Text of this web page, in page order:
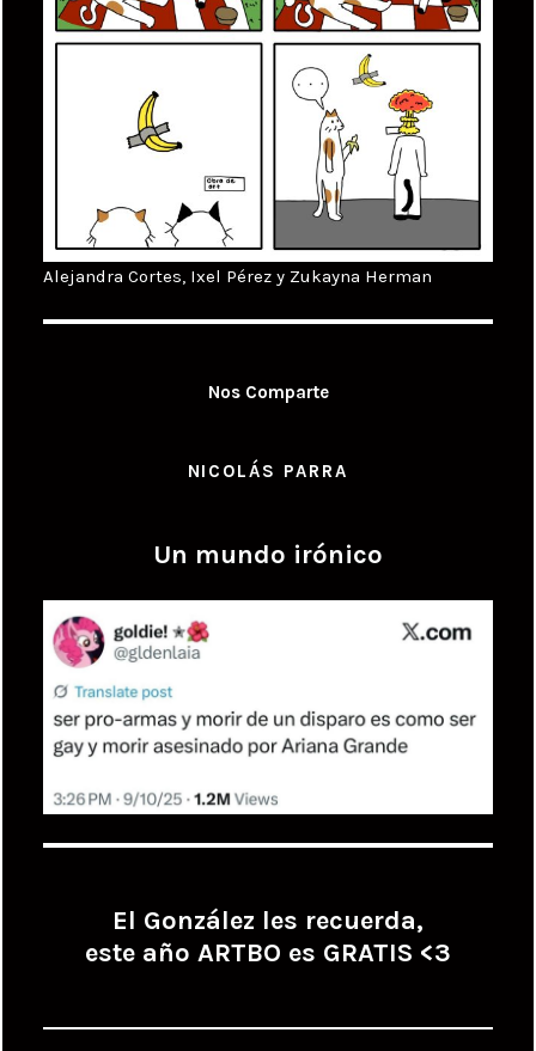
Alejandra Cortes, Ixel Pérez y Zukayna Herman
Nos Comparte
NICOLÁS PARRA
Un mundo irónico
El González les recuerda,
este año ARTBO es GRATIS <3